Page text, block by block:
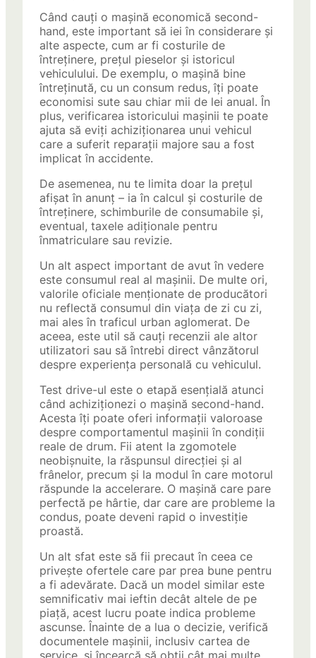
Când cauți o mașină economică second-
hand, este important să iei în considerare și
alte aspecte, cum ar fi costurile de
întreținere, prețul pieselor și istoricul
vehiculului. De exemplu, o mașină bine
întreținută, cu un consum redus, îți poate
economisi sute sau chiar mii de lei anual. În
plus, verificarea istoricului mașinii te poate
ajuta să eviți achiziționarea unui vehicul
care a suferit reparații majore sau a fost
implicat în accidente.
De asemenea, nu te limita doar la prețul
afișat în anunț – ia în calcul și costurile de
întreținere, schimburile de consumabile și,
eventual, taxele adiționale pentru
înmatriculare sau revizie.
Un alt aspect important de avut în vedere
este consumul real al mașinii. De multe ori,
valorile oficiale menționate de producători
nu reflectă consumul din viața de zi cu zi,
mai ales în traficul urban aglomerat. De
aceea, este util să cauți recenzii ale altor
utilizatori sau să întrebi direct vânzătorul
despre experiența personală cu vehiculul.
Test drive-ul este o etapă esențială atunci
când achiziționezi o mașină second-hand.
Acesta îți poate oferi informații valoroase
despre comportamentul mașinii în condiții
reale de drum. Fii atent la zgomotele
neobișnuite, la răspunsul direcției și al
frânelor, precum și la modul în care motorul
răspunde la accelerare. O mașină care pare
perfectă pe hârtie, dar care are probleme la
condus, poate deveni rapid o investiție
proastă.
Un alt sfat este să fii precaut în ceea ce
privește ofertele care par prea bune pentru
a fi adevărate. Dacă un model similar este
semnificativ mai ieftin decât altele de pe
piață, acest lucru poate indica probleme
ascunse. Înainte de a lua o decizie, verifică
documentele mașinii, inclusiv cartea de